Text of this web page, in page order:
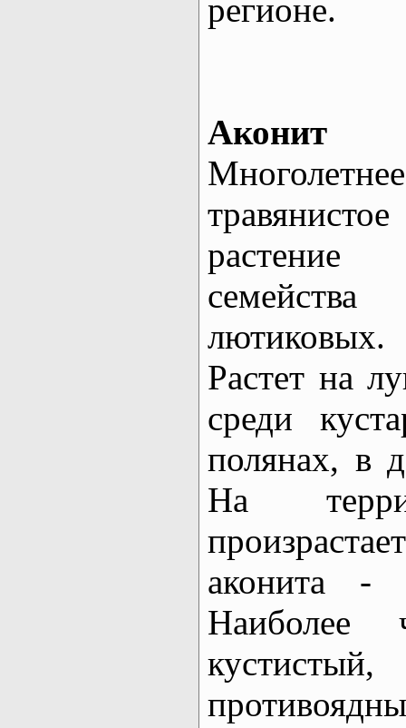
регионе.
Аконит
Многолетнее
травянистое
семейства
лютиковых.
Растет на
среди
полянах, в
На
аконита -
Наиболее
кустистый,